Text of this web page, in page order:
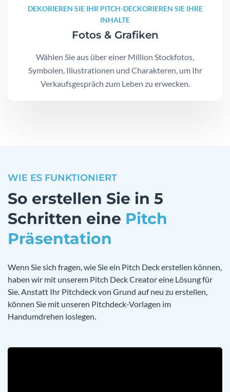
DEKORIEREN SIE IHR PITCH-DECKORIEREN SIE IHRE
INHALTE
Fotos & Grafiken
Wählen Sie aus über einer Million Stockfotos,
Symbolen, Illustrationen und Charakteren, um Ihr
Verkaufsgespräch zum Leben zu erwecken.
WIE ES FUNKTIONIERT
So erstellen Sie in 5
Schritten eine Pitch
Präsentation
Wenn Sie sich fragen, wie Sie ein Pitch Deck erstellen können,
haben wir mit unserem Pitch Deck Creator eine Lösung für
Sie. Anstatt Ihr Pitchdeck von Grund auf neu zu erstellen,
können Sie mit unseren Pitchdeck-Vorlagen im
Handumdrehen loslegen.